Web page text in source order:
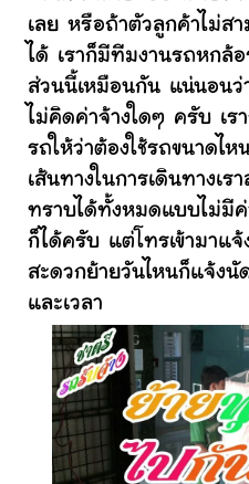
เลย หรือถ้าตัวลูกค้าไม่ส
ได้ เราก็มีทีมงานรถหกล้อ
ส่วนนี้เหมือนกัน แน่นอนว่
ไม่คิดค่าจ้างใดๆ ครับ เร
รถให้ว่าต้องใช้รถขนาดไ
เส้นทางในการเดินทางเ
ทราบได้ทั้งหมดแบบไม่มีค่
ก็ได้ครับ แต่โทรเข้ามาแจ้
สะดวกย้ายวันไหนก็แจ้ง
และเวลา